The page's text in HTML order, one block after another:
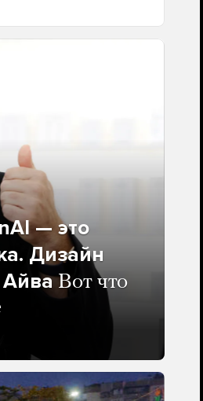
— это
Дизайн
Вот что